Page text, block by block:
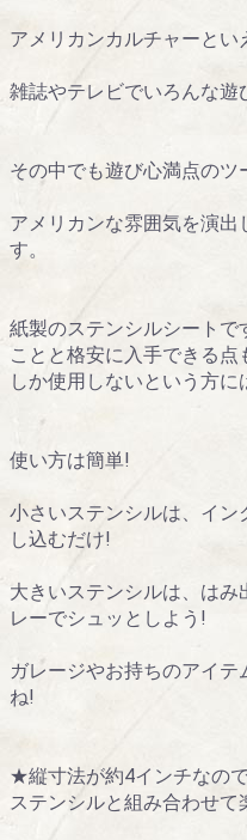
アメリカンカルチャーと
雑誌やテレビでいろんな遊
その中でも遊び心満点のツ
アメリカンな雰囲気を演
す。
紙製のステンシルシート
ことと格安に入手できる
しか使用しないという方
使い方は簡単!
小さいステンシルは、イ
し込むだけ!
大きいステンシルは、は
レーでシュッとしよう!
ガレージやお持ちのアイ
ね!
★縦寸法が約4インチなの
ステンシルと組み合わせて